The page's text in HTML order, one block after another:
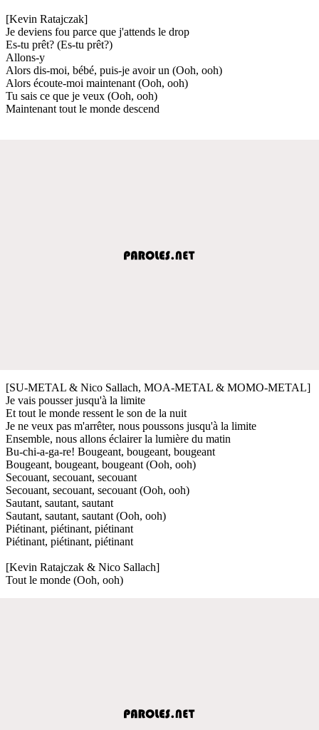
[Kevin Ratajczak]
Je deviens fou parce que j'attends le drop
Es-tu prêt? (Es-tu prêt?)
Allons-y
Alors dis-moi, bébé, puis-je avoir un (Ooh, ooh)
Alors écoute-moi maintenant (Ooh, ooh)
Tu sais ce que je veux (Ooh, ooh)
Maintenant tout le monde descend
[SU-METAL & Nico Sallach, MOA-METAL & MOMO-METAL]
Je vais pousser jusqu'à la limite
Et tout le monde ressent le son de la nuit
Je ne veux pas m'arrêter, nous poussons jusqu'à la limite
Ensemble, nous allons éclairer la lumière du matin
Bu-chi-a-ga-re! Bougeant, bougeant, bougeant
Bougeant, bougeant, bougeant (Ooh, ooh)
Secouant, secouant, secouant
Secouant, secouant, secouant (Ooh, ooh)
Sautant, sautant, sautant
Sautant, sautant, sautant (Ooh, ooh)
Piétinant, piétinant, piétinant
Piétinant, piétinant, piétinant
[Kevin Ratajczak & Nico Sallach]
Tout le monde (Ooh, ooh)